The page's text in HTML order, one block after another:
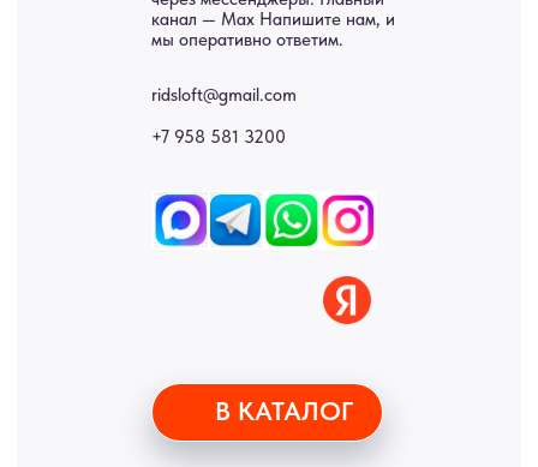
окончательные цены указываются в счете-спецификации.
• Согласие на обработку персональных данных
Купить межкомнатные распашные двери, входные двери, амбарные
двери, раздвижные двери, подвесные двери, интерьерные картины,
Москва, Санкт-Петербург, Екатеринбург, Новосибирск, Нижний
Новгород, Самара, Сургут, Казань, Омск, Челябинск, Ростов-на-
Дону, Уфа, Волгоград, Пермь, Красноярск, Воронеж, Краснодар,
Набережные Челны, Липецк Казахстан, Алматы, Астана, Павлодар,
Усть - Каменногорск, Сочи.